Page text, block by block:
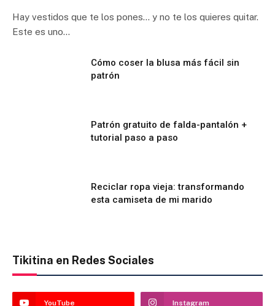
Hay vestidos que te los pones… y no te los quieres quitar.
Este es uno…
Cómo coser la blusa más fácil sin
patrón
Patrón gratuito de falda-pantalón +
tutorial paso a paso
Reciclar ropa vieja: transformando
esta camiseta de mi marido
Tikitina en Redes Sociales
YouTube Instagram